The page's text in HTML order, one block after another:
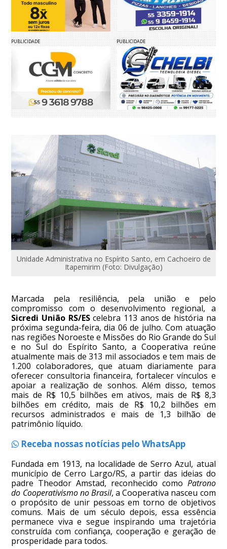
PUBLICIDADE PUBLICIDADE
Unidade Administrativa no Espírito Santo, em Cachoeiro de
Itapemirim (Foto: Divulgação)
Marcada pela resiliência, pela união e pelo
compromisso com o desenvolvimento regional, a
Sicredi União RS/EScelebra 113 anos de história na
próxima segunda-feira, dia 06 de julho. Com atuação
nas regiões Noroeste e Missões do Rio Grande do Sul
e no Sul do Espírito Santo, a Cooperativa reúne
atualmente mais de 313 mil associados e tem mais de
1.200 colaboradores, que atuam diariamente para
oferecer consultoria financeira, fortalecer vínculos e
apoiar a realização de sonhos. Além disso, temos
mais de R$ 10,5 bilhões em ativos, mais de R$ 8,3
bilhões em crédito, mais de R$ 10,2 bilhões em
recursos administrados e mais de 1,3 bilhão de
patrimônio líquido.
Receba nossas notícias pelo WhatsApp
Fundada em 1913, na localidade de Serro Azul, atual
município de Cerro Largo/RS, a partir das ideias do
padre Theodor Amstad, reconhecido como Patrono
do Cooperativismo no Brasil, a Cooperativa nasceu com
o propósito de unir pessoas em torno de objetivos
comuns. Mais de um século depois, essa essência
permanece viva e segue inspirando uma trajetória
construída com confiança, cooperação e geração de
prosperidade para todos.